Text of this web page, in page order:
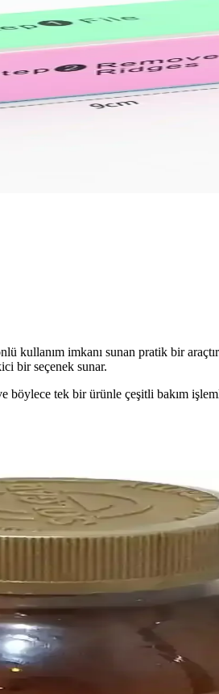
kullanım imkanı sunan pratik bir
bir seçenek sunar.
tek bir ürünle çeşitli bakım
sağlayın. Adım adım rehberimizle
Özellikleri
öne çıkar. Kullanıcılar için
önerileriyle tırnaklarınızın
Bakım Yöntemi